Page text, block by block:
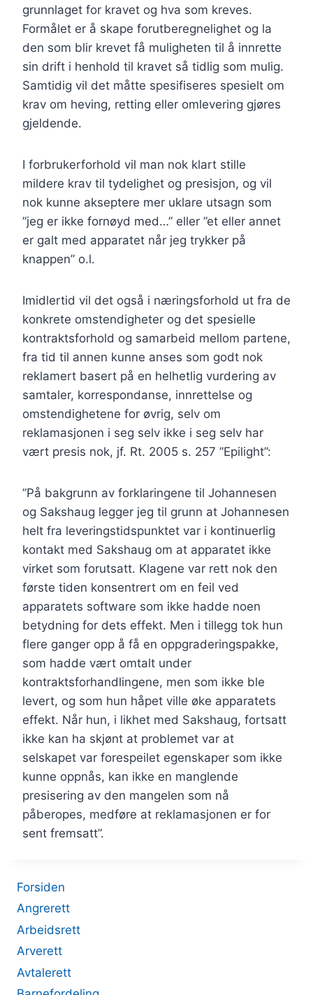
grunnlaget for kravet og hva som kreves.
Formålet er å skape forutberegnelighet og la
den som blir krevet få muligheten til å innrette
sin drift i henhold til kravet så tidlig som mulig.
Samtidig vil det måtte spesifiseres spesielt om
krav om heving, retting eller omlevering gjøres
gjeldende.
I forbrukerforhold vil man nok klart stille
mildere krav til tydelighet og presisjon, og vil
nok kunne akseptere mer uklare utsagn som
”jeg er ikke fornøyd med…” eller ”et eller annet
er galt med apparatet når jeg trykker på
knappen” o.l.
Imidlertid vil det også i næringsforhold ut fra de
konkrete omstendigheter og det spesielle
kontraktsforhold og samarbeid mellom partene,
fra tid til annen kunne anses som godt nok
reklamert basert på en helhetlig vurdering av
samtaler, korrespondanse, innrettelse og
omstendighetene for øvrig, selv om
reklamasjonen i seg selv ikke i seg selv har
vært presis nok, jf. Rt. 2005 s. 257 ”Epilight”:
”På bakgrunn av forklaringene til Johannesen
og Sakshaug legger jeg til grunn at Johannesen
helt fra leveringstidspunktet var i kontinuerlig
kontakt med Sakshaug om at apparatet ikke
virket som forutsatt. Klagene var rett nok den
første tiden konsentrert om en feil ved
apparatets software som ikke hadde noen
betydning for dets effekt. Men i tillegg tok hun
flere ganger opp å få en oppgraderingspakke,
som hadde vært omtalt under
kontraktsforhandlingene, men som ikke ble
levert, og som hun håpet ville øke apparatets
effekt. Når hun, i likhet med Sakshaug, fortsatt
ikke kan ha skjønt at problemet var at
selskapet var forespeilet egenskaper som ikke
kunne oppnås, kan ikke en manglende
presisering av den mangelen som nå
påberopes, medføre at reklamasjonen er for
sent fremsatt”.
Forsiden
Angrerett
Arbeidsrett
Arverett
Avtalerett